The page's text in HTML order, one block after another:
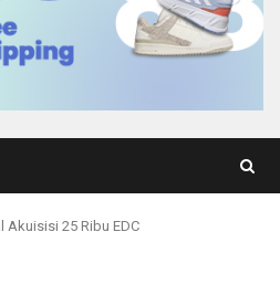
Akuisisi 25 Ribu EDC